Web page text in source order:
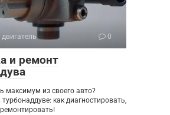
0
и ремонт
максимум из своего авто?
как диагностировать,